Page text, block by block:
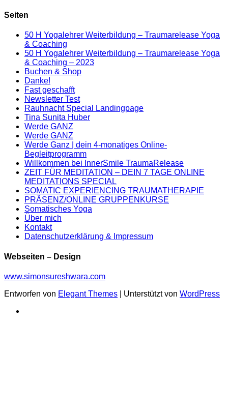
Seiten
50 H Yogalehrer Weiterbildung – Traumarelease Yoga
& Coaching
50 H Yogalehrer Weiterbildung – Traumarelease Yoga
& Coaching – 2023
Buchen & Shop
Danke!
Fast geschafft
Newsletter Test
Rauhnacht Special Landingpage
Tina Sunita Huber
Werde GANZ
Werde GANZ
Werde Ganz | dein 4-monatiges Online-
Begleitprogramm
Willkommen bei InnerSmile TraumaRelease
ZEIT FÜR MEDITATION – DEIN 7 TAGE ONLINE
MEDITATIONS SPECIAL
SOMATIC EXPERIENCING TRAUMATHERAPIE
PRÄSENZ/ONLINE GRUPPENKURSE
Somatisches Yoga
Über mich
Kontakt
Datenschutzerklärung & Impressum
Webseiten – Design
www.simonsureshwara.com
Entworfen von Elegant Themes | Unterstützt von WordPress